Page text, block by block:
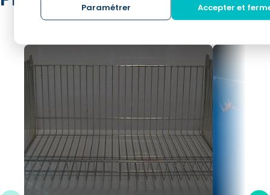
Paramétrer Accepter et